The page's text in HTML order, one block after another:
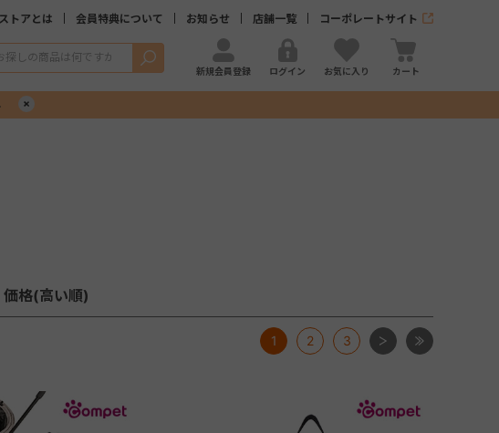
トアとは 会員特典について お知らせ 店舗一覧 コーポレートサイト
検索
新規会員登録 ログイン お気に入り カート
価格(高い順)
1 2 3 次 最後